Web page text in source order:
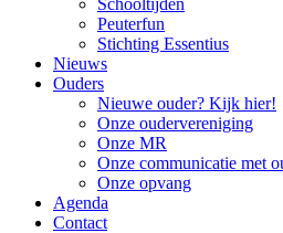
Schooltijden
Peuterfun
Stichting Essentius
Nieuws
Ouders
Nieuwe ouder? Kijk hier!
Onze oudervereniging
Onze MR
Onze communicatie met
Onze opvang
Agenda
Contact